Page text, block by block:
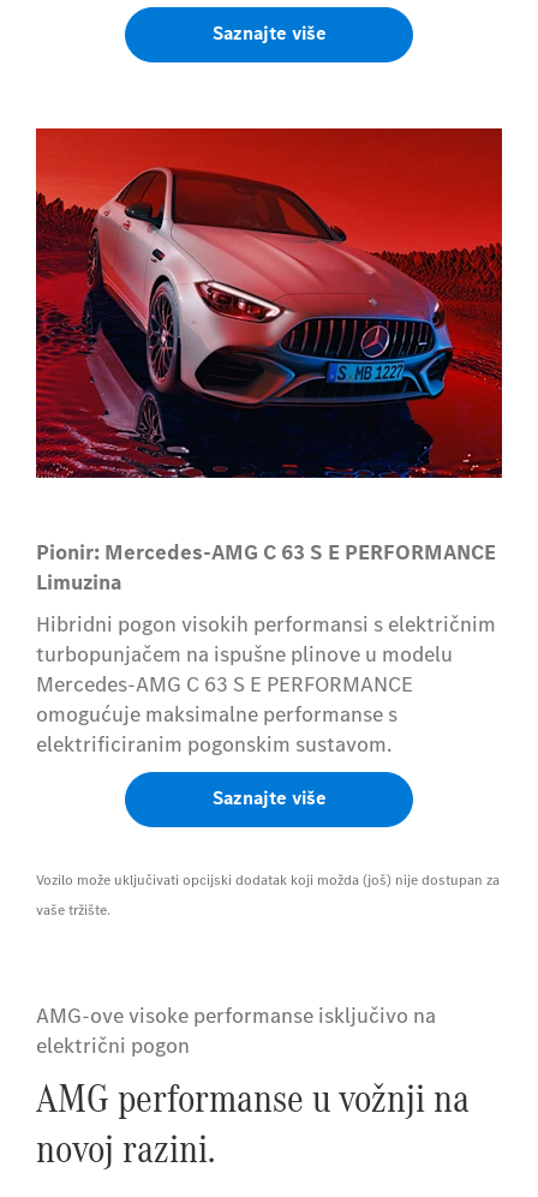
Saznajte više
Pionir: Mercedes-AMG C 63 S E PERFORMANCE
Limuzina
Hibridni pogon visokih performansi s električnim
turbopunjačem na ispušne plinove u modelu
Mercedes-AMG C 63 S E PERFORMANCE
omogućuje maksimalne performanse s
elektrificiranim pogonskim sustavom.
Saznajte više
Vozilo može uključivati opcijski dodatak koji možda (još) nije dostupan za
vaše tržište.
AMG-ove visoke performanse isključivo na
električni pogon
AMG performanse u vožnji na
novoj razini.